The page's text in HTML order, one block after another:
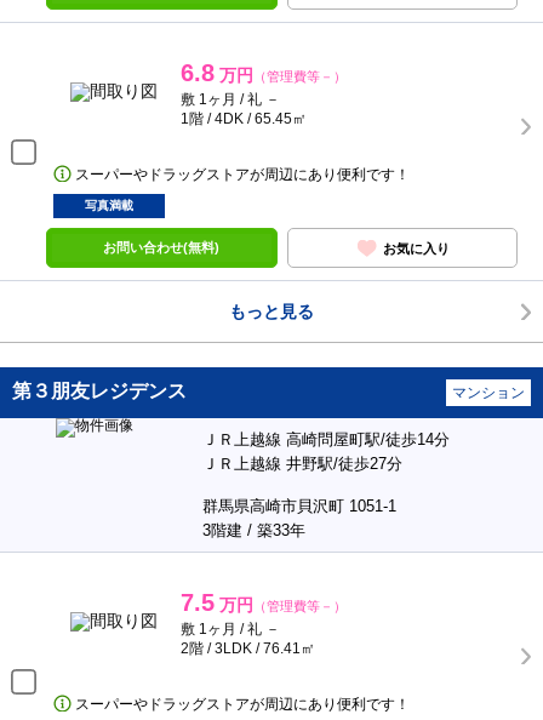
6.8 万円 （管理費等－）
敷 1ヶ月 / 礼 －
1階 / 4DK / 65.45㎡
スーパーやドラッグストアが周辺にあり便利です！
写真満載
お問い合わせ(無料) お気に入り
もっと見る
第３朋友レジデンス マンション
ＪＲ上越線 高崎問屋町駅/徒歩14分
ＪＲ上越線 井野駅/徒歩27分
群馬県高崎市貝沢町 1051-1
3階建 / 築33年
7.5 万円 （管理費等－）
敷 1ヶ月 / 礼 －
2階 / 3LDK / 76.41㎡
スーパーやドラッグストアが周辺にあり便利です！